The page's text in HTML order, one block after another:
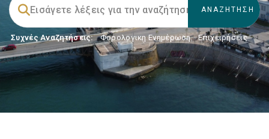
Συχνές Αναζητήσεις: Φορολογικη Ενημέρωση, Επιχειρήσεις